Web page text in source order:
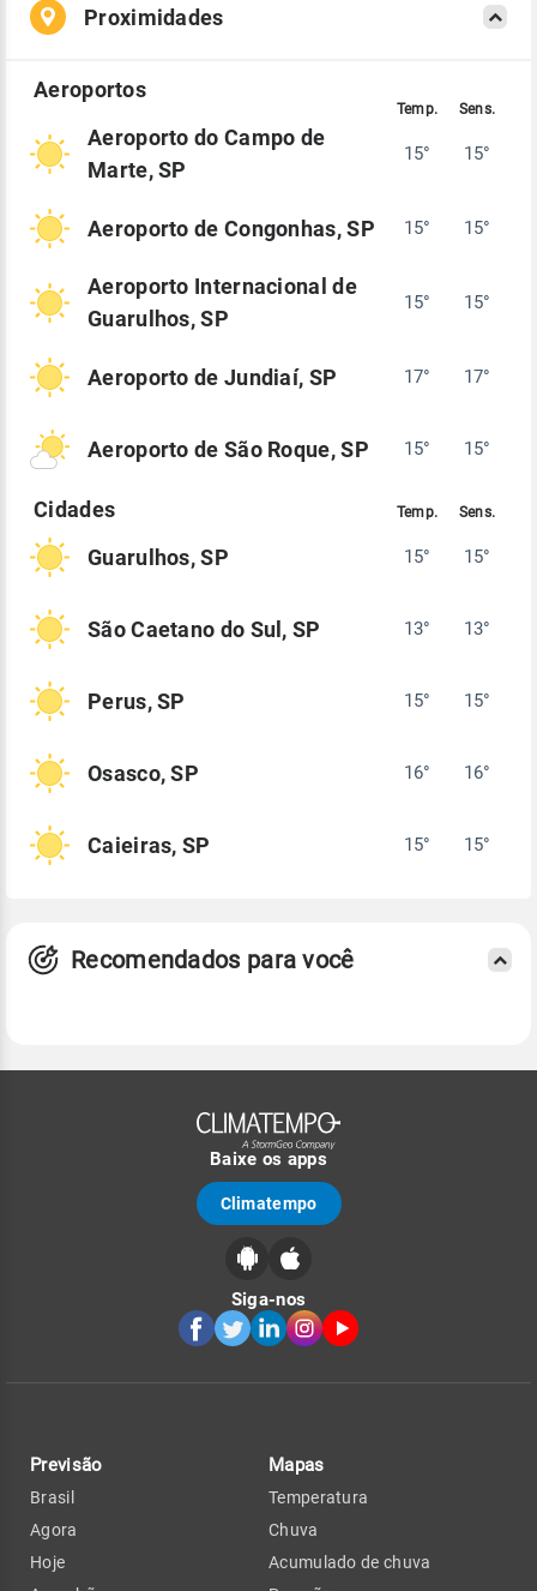
Proximidades
Aeroporto do Campo de
Marte, SP
15° 15°
Aeroporto de Congonhas, SP 15° 15°
Aeroporto Internacional de
Guarulhos, SP
15° 15°
Aeroporto de Jundiaí, SP 17° 17°
Aeroporto de São Roque, SP 15° 15°
Guarulhos, SP 15° 15°
São Caetano do Sul, SP 13° 13°
Perus, SP 15° 15°
Osasco, SP 16° 16°
Caieiras, SP 15° 15°
Recomendados para você
Baixe os apps
Climatempo
Siga-nos
Previsão
Brasil
Agora
Hoje
Mapas
Temperatura
Chuva
Acumulado de chuva